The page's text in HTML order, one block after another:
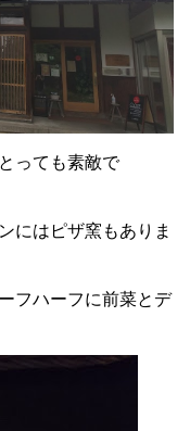
っても素敵で
にはピザ窯もありま
フハーフに前菜とデ